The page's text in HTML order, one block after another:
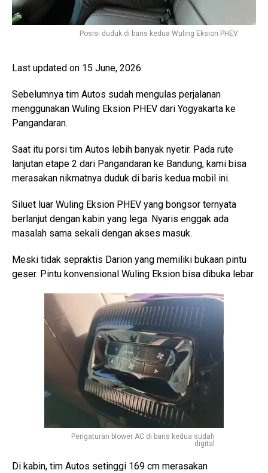
Posisi duduk di baris kedua Wuling Eksion PHEV
Last updated on 15 June, 2026
Sebelumnya tim Autos sudah mengulas perjalanan
menggunakan Wuling Eksion PHEV dari Yogyakarta ke
Pangandaran.
Saat itu porsi tim Autos lebih banyak nyetir. Pada rute
lanjutan etape 2 dari Pangandaran ke Bandung, kami bisa
merasakan nikmatnya duduk di baris kedua mobil ini.
Siluet luar Wuling Eksion PHEV yang bongsor ternyata
berlanjut dengan kabin yang lega. Nyaris enggak ada
masalah sama sekali dengan akses masuk.
Meski tidak sepraktis Darion yang memiliki bukaan pintu
geser. Pintu konvensional Wuling Eksion bisa dibuka lebar.
Pengaturan blower AC di baris kedua sudah
digital
Di kabin, tim Autos setinggi 169 cm merasakan